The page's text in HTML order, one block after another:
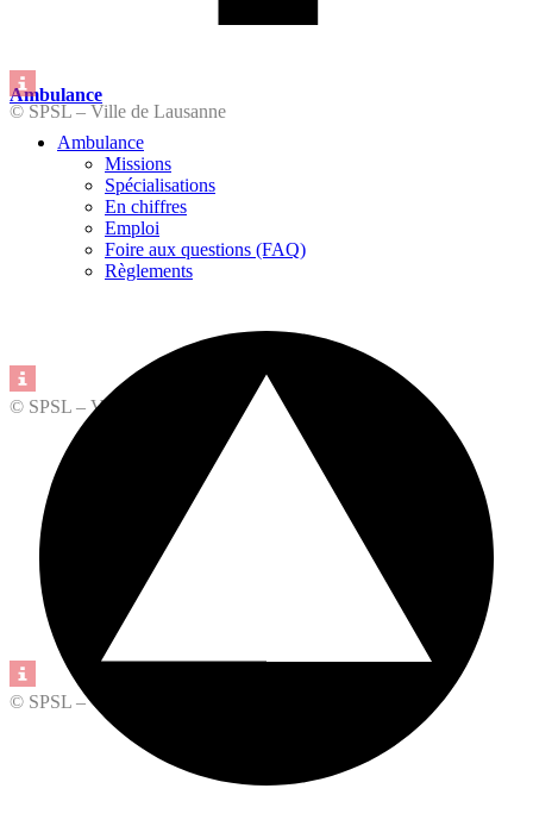
© SPSL – Ville de Lausanne
© SPSL – Ville de Lausanne
© SPSL – Ville de Lausanne
Ambulance
Ambulance
Missions
Spécialisations
En chiffres
Emploi
Foire aux questions (FAQ)
Règlements